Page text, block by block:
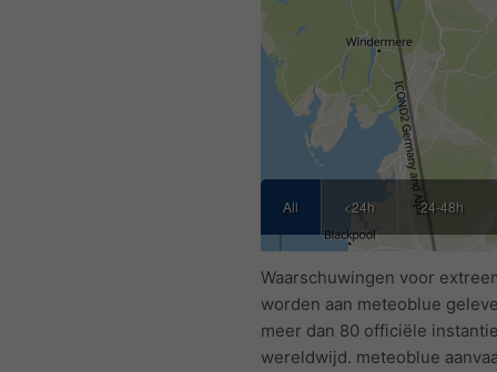
All <24h 24-48h
Waarschuwingen voor
worden aan meteoblue
meer dan 80 officiële
wereldwijd. meteoblue